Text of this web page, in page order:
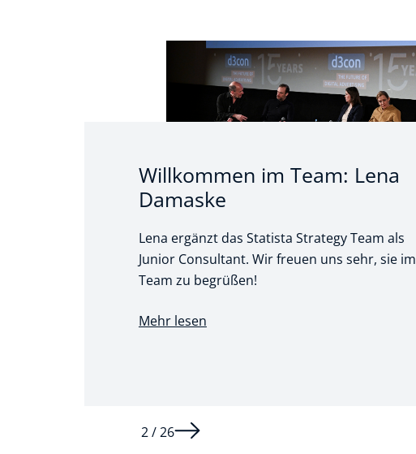
Willkommen im Team: Lena
Damaske
Lena ergänzt das Statista Strategy Team als
Junior Consultant. Wir freuen uns sehr, sie im
Team zu begrüßen!
Mehr lesen
2 / 26